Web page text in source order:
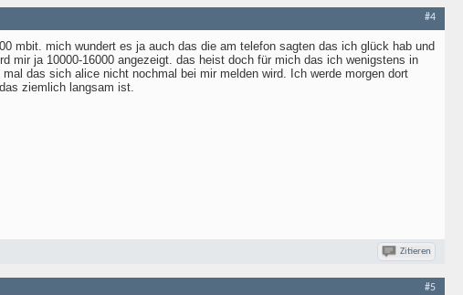
#4
mbit. mich wundert es ja auch das die am telefon sagten das ich glück hab und
mir ja 10000-16000 angezeigt. das heist doch für mich das ich wenigstens in
das sich alice nicht nochmal bei mir melden wird. Ich werde morgen dort
ziemlich langsam ist.
Zitieren
#5